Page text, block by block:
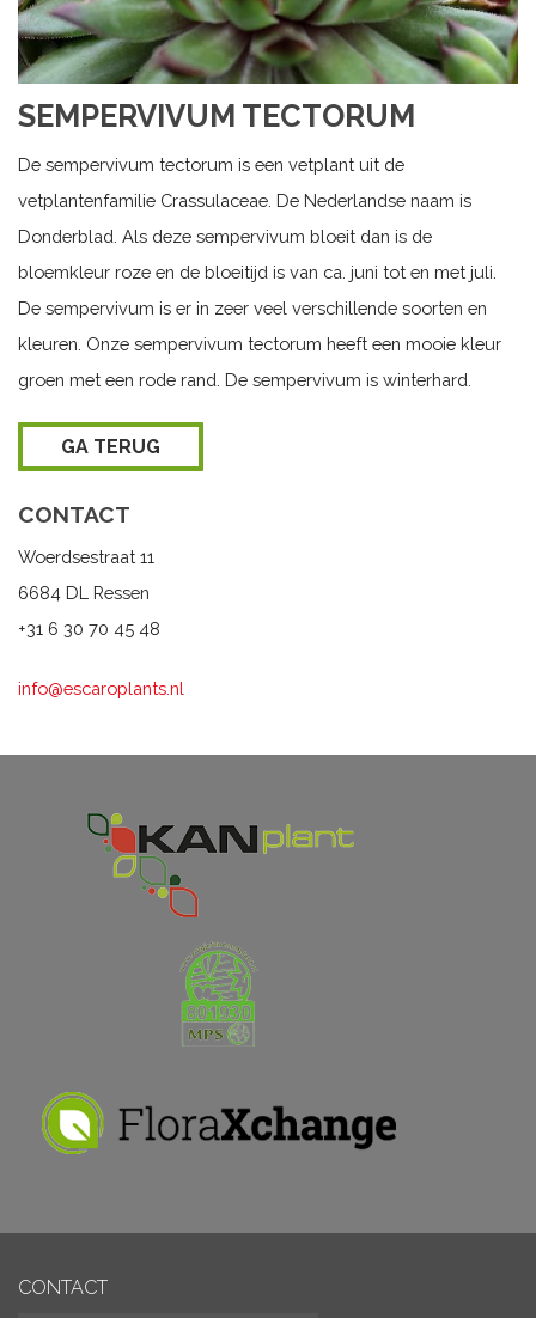
SEMPERVIVUM TECTORUM
De sempervivum tectorum is een vetplant uit de
vetplantenfamilie Crassulaceae. De Nederlandse naam is
Donderblad. Als deze sempervivum bloeit dan is de
bloemkleur roze en de bloeitijd is van ca. juni tot en met juli.
De sempervivum is er in zeer veel verschillende soorten en
kleuren. Onze sempervivum tectorum heeft een mooie kleur
groen met een rode rand. De sempervivum is winterhard.
GA TERUG
CONTACT
Woerdsestraat 11
6684 DL Ressen
+31 6 30 70 45 48
info@escaroplants.nl
CONTACT